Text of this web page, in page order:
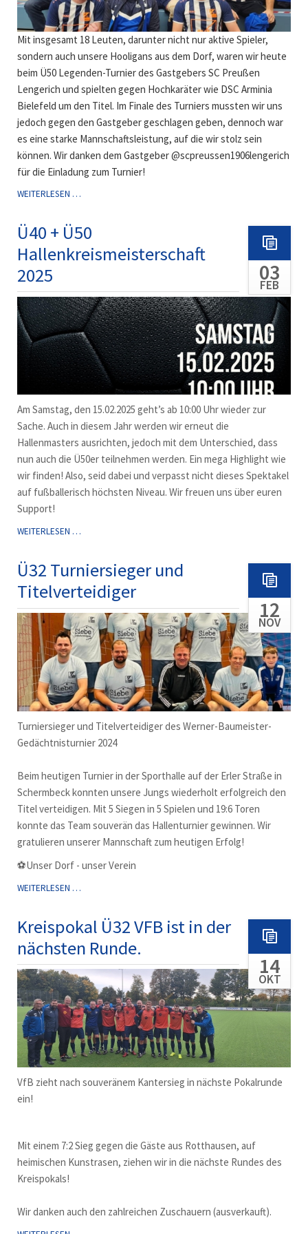
Mit insgesamt 18 Leuten, darunter nicht nur aktive Spieler,
sondern auch unsere Hooligans aus dem Dorf, waren wir heute
beim Ü50 Legenden-Turnier des Gastgebers SC Preußen
Lengerich und spielten gegen Hochkaräter wie DSC Arminia
Bielefeld um den Titel. Im Finale des Turniers mussten wir uns
jedoch gegen den Gastgeber geschlagen geben, dennoch war
es eine starke Mannschaftsleistung, auf die wir stolz sein
können. Wir danken dem Gastgeber @scpreussen1906lengerich
für die Einladung zum Turnier!
WEITERLESEN …Ü50:
BEIM
LEGENDEN-
LENGERICH
Ü40 + Ü50
Hallenkreismeisterschaft
2025
03
FEB
Am Samstag, den 15.02.2025 geht’s ab 10:00 Uhr wieder zur
Sache. Auch in diesem Jahr werden wir erneut die
Hallenmasters ausrichten, jedoch mit dem Unterschied, dass
nun auch die Ü50er teilnehmen werden. Ein mega Highlight wie
wir finden! Also, seid dabei und verpasst nicht dieses Spektakel
auf fußballerisch höchsten Niveau. Wir freuen uns über euren
Support!
WEITERLESEN …Ü40
HALLENKREISMEISTERSCHAFT
2025
Ü32 Turniersieger und
Titelverteidiger
12
NOV
Turniersieger und Titelverteidiger des Werner-Baumeister-
Gedächtnisturnier 2024
Beim heutigen Turnier in der Sporthalle auf der Erler Straße in
Schermbeck konnten unsere Jungs wiederholt erfolgreich den
Titel verteidigen. Mit 5 Siegen in 5 Spielen und 19:6 Toren
konnte das Team souverän das Hallenturnier gewinnen. Wir
gratulieren unserer Mannschaft zum heutigen Erfolg!
⚽️Unser Dorf - unser Verein
WEITERLESEN …Ü32
TITELVERTEIDIGER
Kreispokal Ü32 VFB ist in der
nächsten Runde.
14
OKT
VfB zieht nach souveränem Kantersieg in nächste Pokalrunde
ein!
Mit einem 7:2 Sieg gegen die Gäste aus Rotthausen, auf
heimischen Kunstrasen, ziehen wir in die nächste Rundes des
Kreispokals!
Wir danken auch den zahlreichen Zuschauern (ausverkauft).